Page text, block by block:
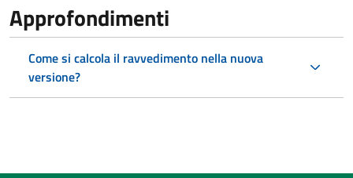
Approfondimenti
Come si calcola il ravvedimento nella nuova
versione?